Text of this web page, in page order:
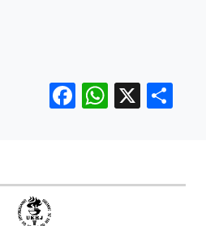
Facebook
X